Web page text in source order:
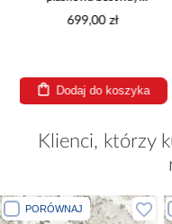
Dodaj do koszyka
Klienci, którzy
PORÓWNAJ